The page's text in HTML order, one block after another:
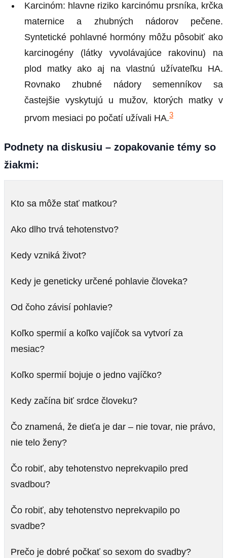
Karcinóm: hlavne riziko karcinómu prsníka, krčka
maternice a zhubných nádorov pečene.
Syntetické pohlavné hormóny môžu pôsobiť ako
karcinogény (látky vyvolávajúce rakovinu) na
plod matky ako aj na vlastnú užívateľku HA.
Rovnako zhubné nádory semenníkov sa
častejšie vyskytujú u mužov, ktorých matky v
prvom mesiaci po počatí užívali HA.3
Podnety na diskusiu – zopakovanie témy so
žiakmi:
Kto sa môže stať matkou?
Ako dlho trvá tehotenstvo?
Kedy vzniká život?
Kedy je geneticky určené pohlavie človeka?
Od čoho závisí pohlavie?
Koľko spermií a koľko vajíčok sa vytvorí za
mesiac?
Koľko spermií bojuje o jedno vajíčko?
Kedy začína biť srdce človeku?
Čo znamená, že dieťa je dar – nie tovar, nie právo,
nie telo ženy?
Čo robiť, aby tehotenstvo neprekvapilo pred
svadbou?
Čo robiť, aby tehotenstvo neprekvapilo po
svadbe?
Prečo je dobré počkať so sexom do svadby?